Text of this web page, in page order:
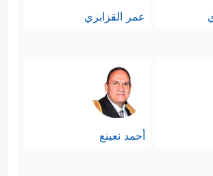
عمر القزابري
أحمد نعينع